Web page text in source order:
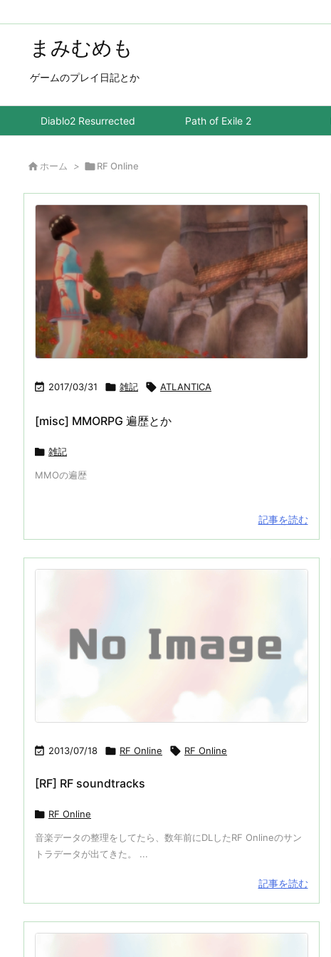
まみむめも
ゲームのプレイ日記とか
Diablo2 Resurrected Path of Exile 2
 ホーム > RF Online
 2017/03/31  雑記  ATLANTICA
[misc] MMORPG 遍歴とか
 雑記
MMOの遍歴
記事を読む
 2013/07/18  RF Online  RF Online
[RF] RF soundtracks
 RF Online
音楽データの整理をしてたら、数年前にDLしたRF Onlineのサン
トラデータが出てきた。 ...
記事を読む